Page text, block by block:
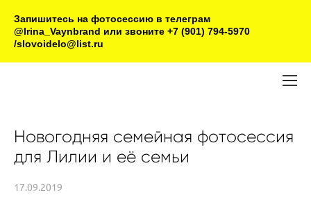
Запишитесь на фотосессию в телеграм
@Irina_Vaynbrand или звоните +7 (901) 794-5970
/slovoidelo@list.ru
Новогодняя семейная фотосессия
для Лилии и её семьи
17.09.2019